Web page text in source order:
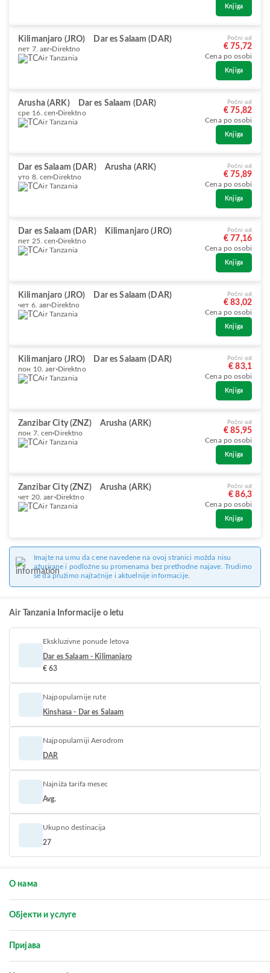
Knjiga
Kilimanjaro (JRO) Dar es Salaam (DAR)
пет 7. авг Direktno
Air Tanzania
Počni od
€ 75,72
Cena po osobi
Knjiga
Arusha (ARK) Dar es Salaam (DAR)
сре 16. сеп Direktno
Air Tanzania
Počni od
€ 75,82
Cena po osobi
Knjiga
Dar es Salaam (DAR) Arusha (ARK)
уто 8. сеп Direktno
Air Tanzania
Počni od
€ 75,89
Cena po osobi
Knjiga
Dar es Salaam (DAR) Kilimanjaro (JRO)
пет 25. сеп Direktno
Air Tanzania
Počni od
€ 77,16
Cena po osobi
Knjiga
Kilimanjaro (JRO) Dar es Salaam (DAR)
чет 6. авг Direktno
Air Tanzania
Počni od
€ 83,02
Cena po osobi
Knjiga
Kilimanjaro (JRO) Dar es Salaam (DAR)
пон 10. авг Direktno
Air Tanzania
Počni od
€ 83,1
Cena po osobi
Knjiga
Zanzibar City (ZNZ) Arusha (ARK)
пон 7. сеп Direktno
Air Tanzania
Počni od
€ 85,95
Cena po osobi
Knjiga
Zanzibar City (ZNZ) Arusha (ARK)
чет 20. авг Direktno
Air Tanzania
Počni od
€ 86,3
Cena po osobi
Knjiga
Imajte na umu da cene navedene na ovoj stranici možda nisu
ažurirane i podložne su promenama bez prethodne najave. Trudimo
se da pružimo najtačnije i aktuelnije informacije.
Air Tanzania Informacije o letu
Ekskluzivne ponude letova
Dar es Salaam - Kilimanjaro
€ 63
Najpopularnije rute
Kinshasa - Dar es Salaam
Najpopularniji Aerodrom
DAR
Najniža tarifa mesec
Avg.
Ukupno destinacija
27
О нама
Објекти и услуге
Пријава